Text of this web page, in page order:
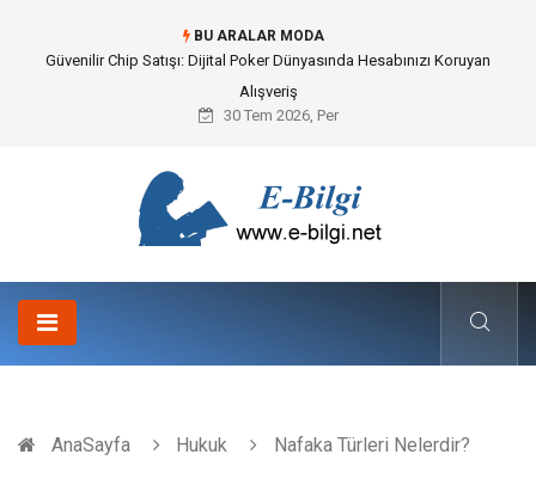
BU ARALAR MODA
Bahçe Çiti Kültürü ve Modern Peyzaj Mimarisindeki Hayati Rolü
30 Tem 2026, Per
AnaSayfa Hukuk Nafaka Türleri Nelerdir?